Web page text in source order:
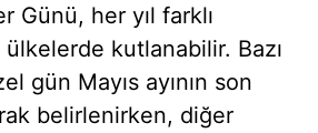
Günü, her yıl farklı
kutlanabilir. Bazı
gün Mayıs ayının son
belirlenirken, diğer